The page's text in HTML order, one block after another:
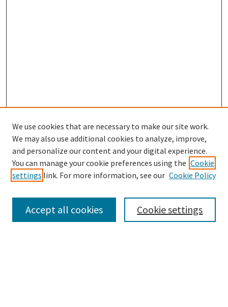
Enter search terms:
Select context to search:
We use cookies that are necessary to make our site work.
We may also use additional cookies to analyze, improve,
and personalize our content and your digital experience.
You can manage your cookie preferences using the Cookie
settings link. For more information, see our Cookie Policy
Cookie settings
Accept all cookies